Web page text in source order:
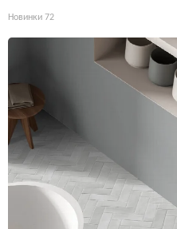
Новинки 72